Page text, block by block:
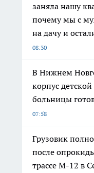
заняла нашу
почему мы с
на дачу и
08:30
В Нижнем
корпус
больницы
07:58
Грузовик
после
трассе М-12 в